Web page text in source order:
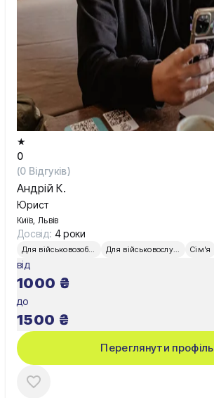
★
0
(0 Відгуків)
Андрій К.
Юрист
Київ, Львів
Досвід: 4 роки
Для військовозобов’язаних Для військовослужбовців Сім'я
від
1000 ₴
до
1500 ₴
Переглянути профіль